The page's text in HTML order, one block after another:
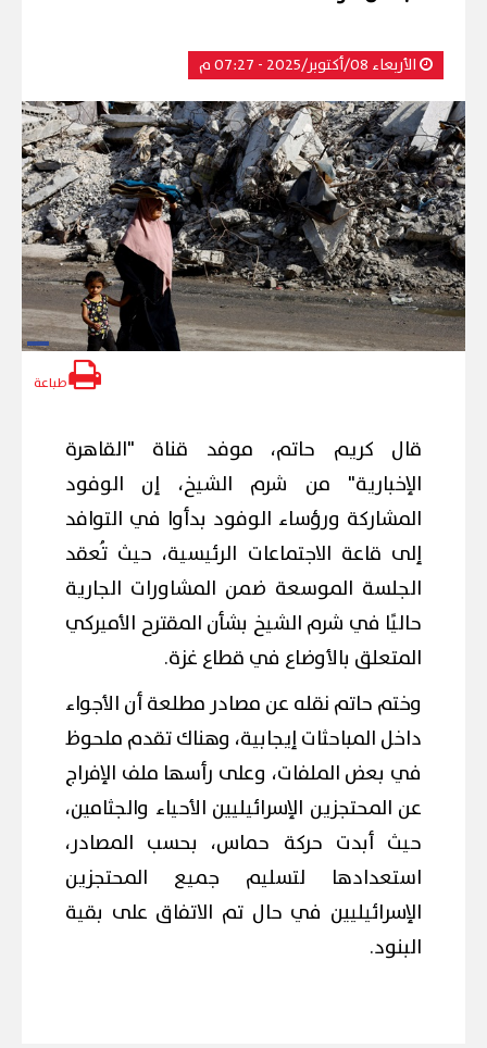
الأربعاء 08/أكتوبر/2025 - 07:27 م
طباعة
قال كريم حاتم، موفد قناة "القاهرة
الإخبارية" من شرم الشيخ، إن الوفود
المشاركة ورؤساء الوفود بدأوا في التوافد
إلى قاعة الاجتماعات الرئيسية، حيث تُعقد
الجلسة الموسعة ضمن المشاورات الجارية
حاليًا في شرم الشيخ بشأن المقترح الأميركي
المتعلق بالأوضاع في قطاع غزة.
وختم حاتم نقله عن مصادر مطلعة أن الأجواء
داخل المباحثات إيجابية، وهناك تقدم ملحوظ
في بعض الملفات، وعلى رأسها ملف الإفراج
عن المحتجزين الإسرائيليين الأحياء والجثامين،
حيث أبدت حركة حماس، بحسب المصادر،
استعدادها لتسليم جميع المحتجزين
الإسرائيليين في حال تم الاتفاق على بقية
البنود.